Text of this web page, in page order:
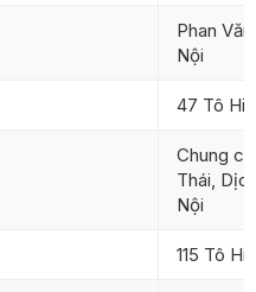
Phan
Nội
47 Tô
Chung
Thái,
Nội
115 Tô